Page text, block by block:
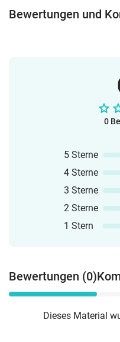
Bewertungen und
0
5 Sterne
4 Sterne
3 Sterne
2 Sterne
1 Stern
Bewertungen (0)
Dieses Material